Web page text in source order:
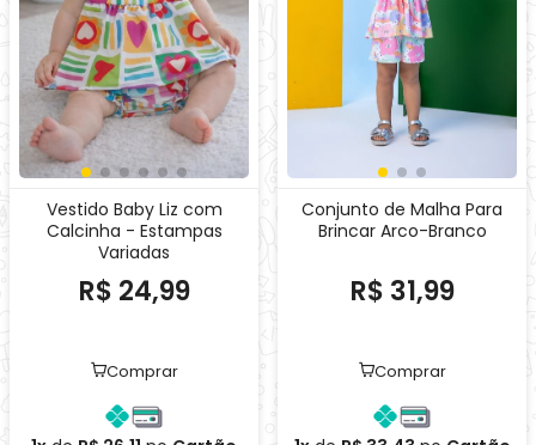
R$ 24,99
Comprar
1xdeR$ 26,11noCartão
1
R$ 31,99
Comprar
1xdeR$ 33,43noCartão
Destaque Destaque